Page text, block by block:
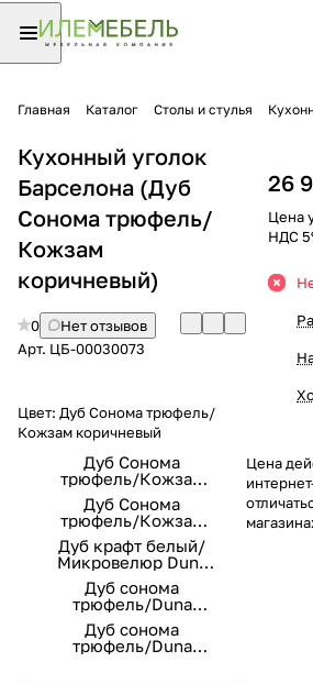
Главная Каталог Столы и стулья
Кухонный уголок
Барселона (Дуб
Сонома трюфель/
Кожзам
коричневый)
0
Нет отзывов
Арт. ЦБ-00030073
Цвет: Дуб Сонома трюфель/
Кожзам коричневый
Дуб Сонома
трюфель/Кожзам
бежевый
Дуб Сонома
трюфель/Кожзам
коричневый
Дуб крафт белый/
Микровелюр Duna
Steel
Дуб сонома
трюфель/Duna
Brilliant
Дуб сонома
трюфель/Duna
26
Цена
НДС
Цена